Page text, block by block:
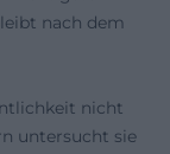
nach dem
nicht
untersucht sie